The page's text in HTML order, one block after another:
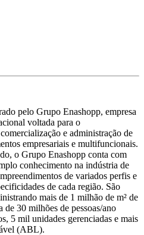
pelo Grupo Enashopp, empresa
voltada para o
e administração de
empresariais e multifuncionais.
o Grupo Enashopp conta com
conhecimento na indústria de
de variados perfis e
de cada região. São
mais de 1 milhão de m² de
de 30 milhões de pessoas/ano
5 mil unidades gerenciadas e mais
(ABL).